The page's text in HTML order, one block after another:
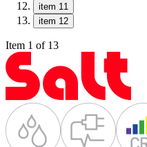
item 11
item 12
Item 1 of 13